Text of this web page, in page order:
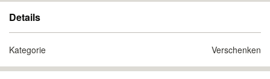
Details
Kategorie Verschenken